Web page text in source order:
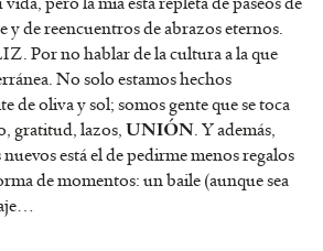
y de reencuentros de abrazos eternos.
Por no hablar de la cultura a la que
No solo estamos hechos
de oliva y sol; somos gente que se toca
gratitud, lazos, UNIÓN . Y además,
está el de pedirme menos regalos
de momentos: un baile (aunque sea